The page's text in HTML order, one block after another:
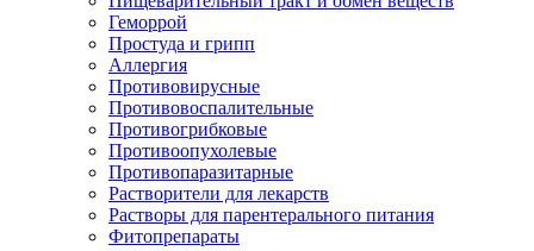
Геморрой
Простуда и грипп
Аллергия
Противовирусные
Противовоспалительные
Противогрибковые
Противоопухолевые
Противопаразитарные
Растворители для лекарств
Растворы для парентерального питания
Фитопрепараты